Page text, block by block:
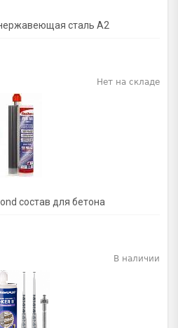
нержавеющая сталь A2
состав для бетона
Нет на складе
В наличии